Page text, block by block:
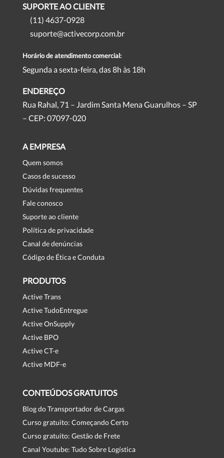
SUPORTE AO CLIENTE
(11) 4637-0928
suporte@activecorp.com.br
Horário de atendimento comercial:
Segunda a sexta-feira, das 8h às 18h
ENDEREÇO
Rua Rahal, 71 – Jardim Santa Mena Guarulhos – SP
– CEP: 07097-020
A EMPRESA
Quem somos
Casos de sucesso
Dúvidas frequentes
Fale conosco
Suporte ao cliente
Política de privacidade
Canal de denúncias
Código de Ética e Conduta
PRODUTOS
Active Trans
Active TudoEntregue
Active OnSupply
Active BPO
Active CT-e
Active MDF-e
CONTEÚDOS GRATUITOS
Blog do Transportador de Cargas
Curso gratuito: Começando Certo
Curso gratuito: Gestão de Frete
Canal Youtube: Tudo Sobre Logística